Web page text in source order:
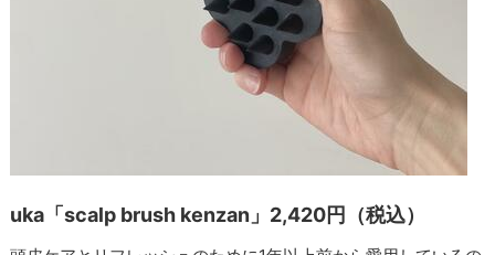
uka「scalp brush kenzan」2,420円（税込）